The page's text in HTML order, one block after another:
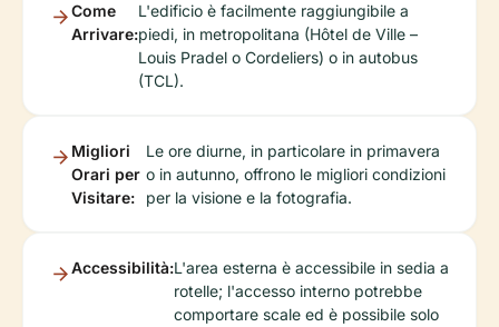
Come
Arrivare:
L'edificio è facilmente raggiungibile a
piedi, in metropolitana (Hôtel de Ville –
Louis Pradel o Cordeliers) o in autobus
(TCL).
Migliori
Orari per
Visitare:
Le ore diurne, in particolare in primavera
o in autunno, offrono le migliori condizioni
per la visione e la fotografia.
Accessibilità:L'area esterna è accessibile in sedia a
rotelle; l'accesso interno potrebbe
comportare scale ed è possibile solo